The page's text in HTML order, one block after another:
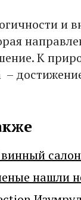
и
К
нашли